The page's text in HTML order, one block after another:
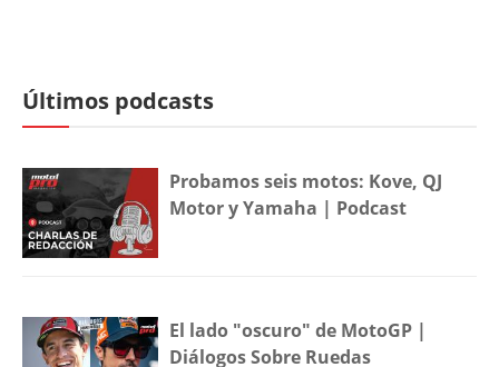
Últimos podcasts
Probamos seis motos: Kove, QJ
Motor y Yamaha | Podcast
El lado "oscuro" de MotoGP |
Diálogos Sobre Ruedas